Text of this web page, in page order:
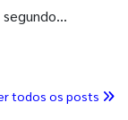
todos os posts